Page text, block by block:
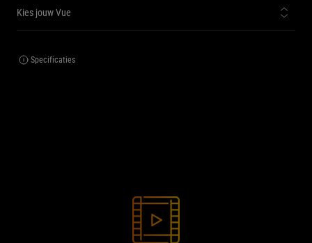
Kies jouw Vue
Specificaties